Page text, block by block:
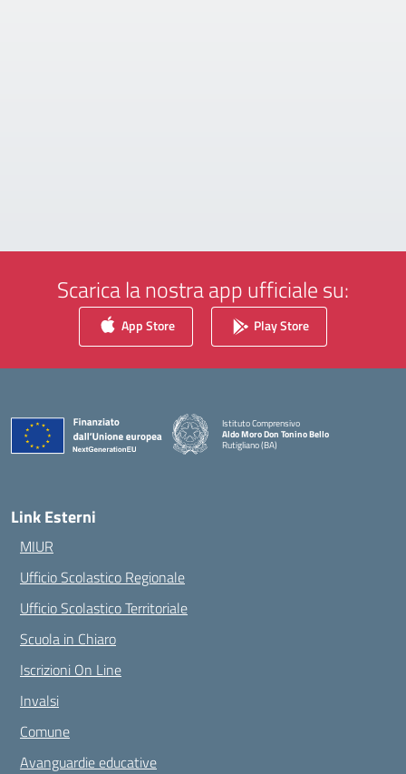
Scarica la nostra app ufficiale su:
App Store Play Store
Istituto Comprensivo
Aldo Moro Don Tonino Bello
Rutigliano (BA)
— Visita la pagina iniziale della scuola
Link Esterni
MIUR
Ufficio Scolastico Regionale
Ufficio Scolastico Territoriale
Scuola in Chiaro
Iscrizioni On Line
Invalsi
Comune
Avanguardie educative